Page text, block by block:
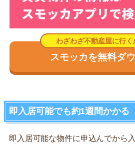
スモッカを無料ダ
即入居可能でも約1週間かかる
即入居可能な物件に申込んでから